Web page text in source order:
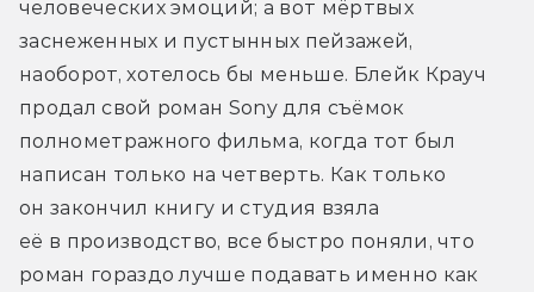
человеческих эмоций; а вот мёртвых
заснеженных и пустынных пейзажей,
наоборот, хотелось бы меньше. Блейк Крауч
продал свой роман Sony для съёмок
полнометражного фильма, когда тот был
написан только на четверть. Как только
он закончил книгу и студия взяла
её в производство, все быстро поняли, что
роман гораздо лучше подавать именно как